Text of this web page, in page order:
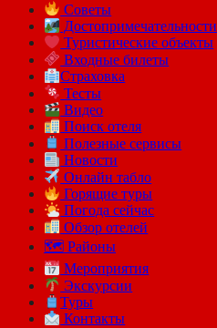
Советы
Достопримечательности
Туристические объекты
Входные билеты
Страховка
Тесты
Видео
Поиск отеля
Полезные сервисы
Новости
Онлайн табло
Горящие туры
Погода сейчас
Обзор отелей
🗺 Районы
Мероприятия
Экскурсии
Туры
Контакты